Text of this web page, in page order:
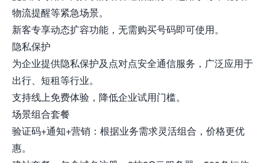
物流提醒等紧急场景。
新客专享动态扩容功能，无需购买号码即可使用。
隐私保护
为企业提供隐私保护及点对点安全通信服务，广泛应用于
出行、短租等行业。
支持线上免费体验，降低企业试用门槛。
场景组合套餐
验证码+通知+营销：根据业务需求灵活组合，价格更优
惠。